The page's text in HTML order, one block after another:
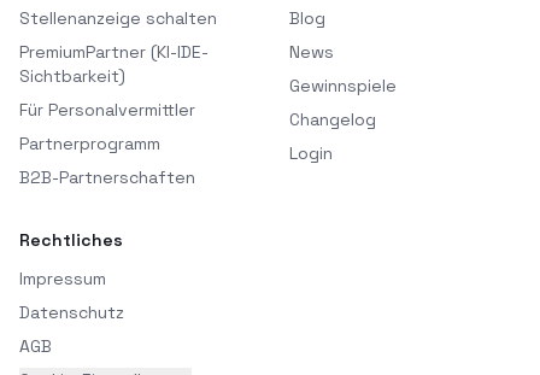
Stellenanzeige schalten
PremiumPartner (KI-IDE-
Sichtbarkeit)
Für Personalvermittler
Partnerprogramm
B2B-Partnerschaften
Blog
News
Gewinnspiele
Changelog
Login
Rechtliches
Impressum
Datenschutz
AGB